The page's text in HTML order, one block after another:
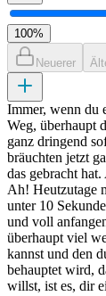
100%
Neuerer
Immer, wenn du
Weg, überhaupt
ganz dringend
bräuchten jetzt
das gebracht
Ah! Heutzutage
unter 10
und voll
überhaupt viel
kannst und den
behauptet wird,
willst, ist es, dir